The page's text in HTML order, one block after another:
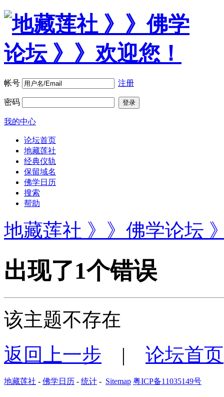
帐号 注册
密码 登录
我的中心
论坛首页
地藏莲社
经典仪轨
保留域名
佛学日历
搜索
帮助
地藏莲社 》》佛学论坛
出现了1个错误
该主题不存在
返回上一步 | 论坛首页
地藏莲社 - 佛学日历 - 统计 - Sitemap 粤ICP备11035149号